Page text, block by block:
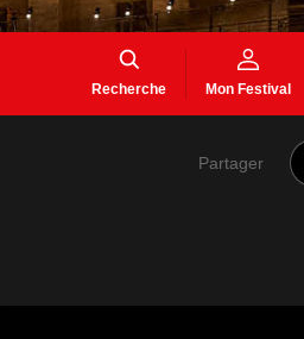
Recherche Mon Festival
Partager